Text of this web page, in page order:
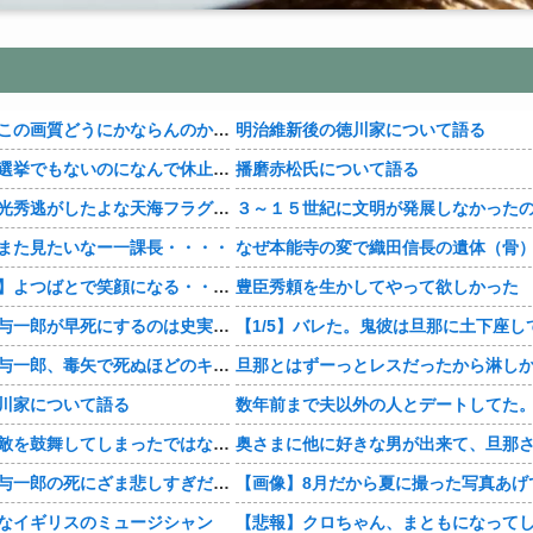
【豊臣兄弟！】この画質どうにかならんのか・・・？
【豊臣兄弟！】選挙でもないのになんで休止・・・？
【豊臣兄弟！】光秀逃がしたよな天海フラグすぎる・・・・
た見たいなー一課長・・・・
【おすすめ漫画】よつばとで笑顔になる・・・・
【豊臣兄弟！】与一郎が早死にするのは史実なの・・・？
【豊臣兄弟！】与一郎、毒矢で死ぬほどのキャラだったっけ・・・・
家について語る
【豊臣兄弟！】敵を鼓舞してしまったではないか・・・？
【豊臣兄弟！】与一郎の死にざま悲しすぎだろ・・・？
イギリスのミュージシャン
明治維新後の徳川家について語る
播磨赤松氏について語る
豊臣秀頼を生かしてやって欲しかった
【画像】8月だから夏に撮った写真あげ
【悲報】クロちゃん、まともになって